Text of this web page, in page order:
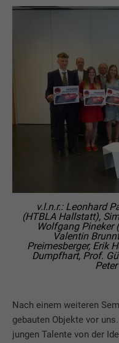
Nach einem weiteren
gebauten Objekte vor
jungen Talente von der
v.l.n.r.: Leonhard
(HTBLA Hallstatt),
Wolfgang Pineker
Valentin
Preimesberger, Erik
Dumpfhart, Prof.